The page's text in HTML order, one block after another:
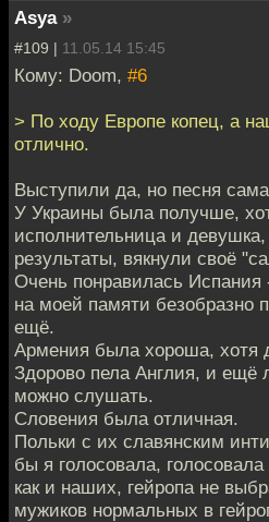
Asya »
#109 | 11.05.14 15:45
Кому: Doom, #6
> По ходу Европе копец, а
отлично.
Выступили да, но песня
У Украины была получше,
исполнительница и
результаты, вякнули своё
Очень понравилась Испания
на моей памяти безобразно
ещё.
Армения была хороша, хотя
Здорово пела Англия, и
можно слушать.
Словения была отличная.
Польки с их славянским
бы я голосовала,
как и наших, гейропа не
мужиков нормальных в